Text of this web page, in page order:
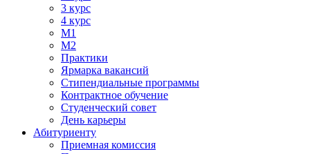
3 курс
4 курс
М1
М2
Практики
Ярмарка вакансий
Стипендиальные программы
Контрактное обучение
Студенческий совет
День карьеры
Абитуриенту
Приемная комиссия